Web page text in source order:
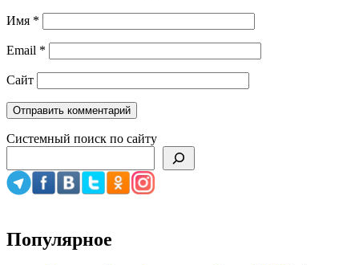
Имя *
Email *
Сайт
Системный поиск по сайту
Популярное